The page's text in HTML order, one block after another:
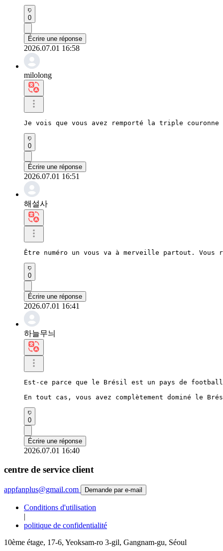
0
Écrire une réponse
2026.07.01 16:58
milolong
Je vois que vous avez remporté la triple
0
Écrire une réponse
2026.07.01 16:51
해설사
Être numéro un vous va à merveille partout. Vous
0
Écrire une réponse
2026.07.01 16:41
하늘무늬
Est-ce parce que le Brésil est un pays de
En tout cas, vous avez complètement dominé le
0
Écrire une réponse
2026.07.01 16:40
centre de service client
appfanplus@gmail.com Demande par e-mail
Conditions d'utilisation
|
politique de confidentialité
10ème étage, 17-6, Yeoksam-ro 3-gil, Gangnam-gu, Séoul